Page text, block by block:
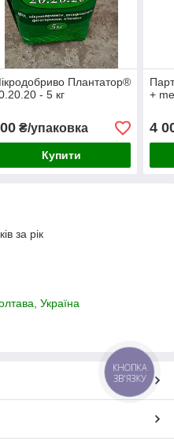
Плантатор®
- 5 кг
₴/упаковка
Купити
+
4
за рік
Україна
КНОПКА
ЗВ'ЯЗКУ